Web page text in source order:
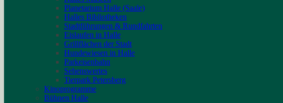
Planetarium Halle (Saale)
Halles Bibliotheken
Stadtführungen & Rundfahrten
Eislaufen in Halle
Grillflächen der Stadt
Hundewiesen in Halle
Parkeisenbahn
Sehenswertes
Tierpark Petersberg
Kinoprogramme
Bühnen Halle